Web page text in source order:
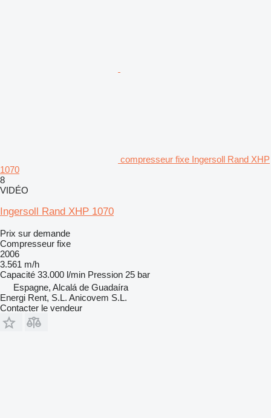
compresseur fixe Ingersoll Rand XHP
1070
8
VIDÉO
Ingersoll Rand XHP 1070
Prix sur demande
Compresseur fixe
2006
3.561 m/h
Capacité 33.000 l/min Pression 25 bar
Espagne, Alcalá de Guadaíra
Energi Rent, S.L. Anicovem S.L.
Contacter le vendeur